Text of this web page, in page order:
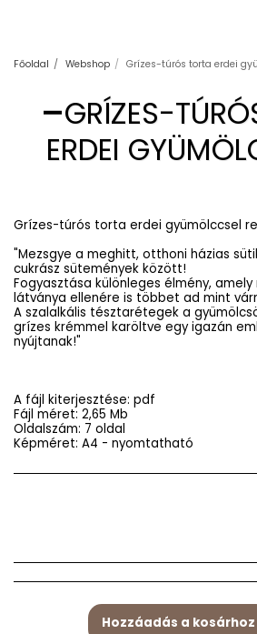
Főoldal Webshop Grízes-túrós torta erdei
GRÍZES-
ERDEI
Grízes-túrós torta erdei gyümölccsel
"Mezsgye a meghitt, otthoni házias
cukrász sütemények között!
Fogyasztása különleges élmény,
látványa ellenére is többet ad mint
A szalalkális tésztarétegek a
grízes krémmel karöltve egy igazán
nyújtanak!"
A fájl kiterjesztése: pdf
Fájl méret: 2,65 Mb
Oldalszám: 7 oldal
Képméret: A4 - nyomtatható
Hozzáadás a kosárhoz